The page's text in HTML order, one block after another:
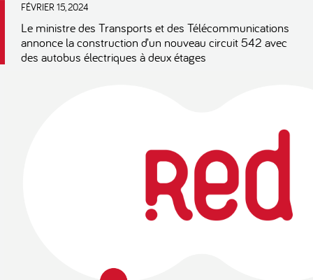
FÉVRIER 15, 2024
Le ministre des Transports et des Télécommunications
annonce la construction d’un nouveau circuit 542 avec
des autobus électriques à deux étages